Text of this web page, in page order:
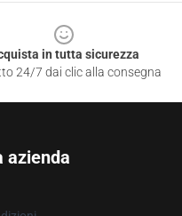
in tutta sicurezza
24/7 dai clic alla consegna
azienda